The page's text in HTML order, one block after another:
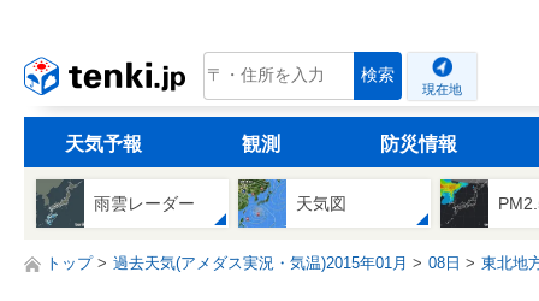
tenki.jp 検索
現在地
天気予報 観測 防災情報
雨雲レーダー 天気図
トップ 過去天気(アメダス実況・気温)2015年01月 08日 東北地